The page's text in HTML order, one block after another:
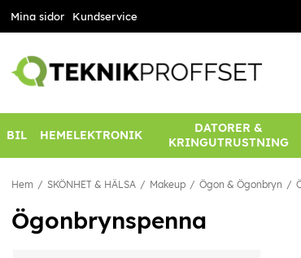
Mina sidor Kundservice
BIL HEMELEKTRONIK
DATORER &
KRINGUTRUSTNING
Hem SKÖNHET & HÄLSA Makeup Ögon & Ögonbryn
Ögonbrynspenna